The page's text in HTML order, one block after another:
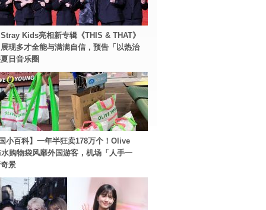
Kids亮相新专辑《THIS & THAT》
现多才全能与满满自信，预告「以热治
日音乐圈
小百科】一年半狂卖178万个！Olive
购物袋风靡外国游客，机场「人手一
景